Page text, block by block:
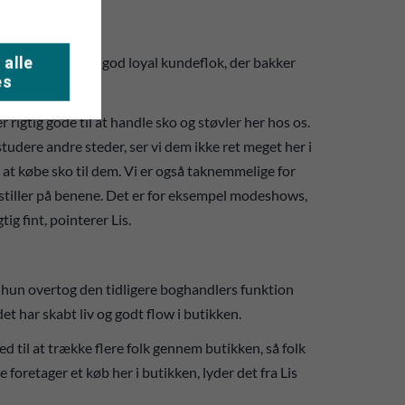
trække på en god loyal kundeflok, der bakker
gode til at handle sko og støvler her hos os.
andre steder, ser vi dem ikke ret meget her i
købe sko til dem. Vi er også taknemmelige for
på benene. Det er for eksempel modeshows,
fint, pointerer Lis.
overtog den tidligere boghandlers funktion
har skabt liv og godt flow i butikken.
til at trække flere folk gennem butikken, så folk
foretager et køb her i butikken, lyder det fra Lis
alle